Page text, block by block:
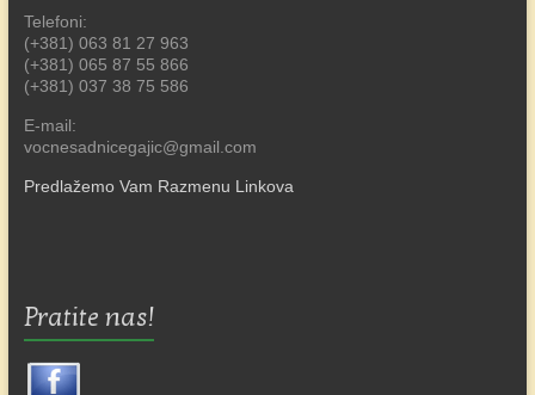
Telefoni:
(+381) 063 81 27 963
(+381) 065 87 55 866
(+381) 037 38 75 586
E-mail:
vocnesadnicegajic@gmail.com
Predlažemo Vam Razmenu Linkova
Pratite nas!